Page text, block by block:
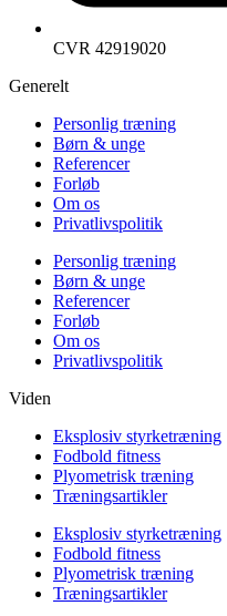
CVR 42919020
Generelt
Personlig træning
Børn & unge
Referencer
Forløb
Om os
Privatlivspolitik
Personlig træning
Børn & unge
Referencer
Forløb
Om os
Privatlivspolitik
Viden
Eksplosiv styrketræning
Fodbold fitness
Plyometrisk træning
Træningsartikler
Eksplosiv styrketræning
Fodbold fitness
Plyometrisk træning
Træningsartikler